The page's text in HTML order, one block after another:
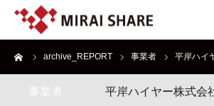
archive_REPORT 事業者 平岸ハイ
事業者 平岸ハイヤー株式会
NEWS
TECHNOLOGY